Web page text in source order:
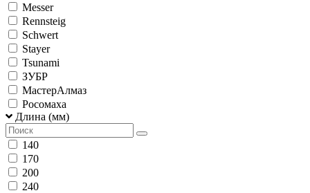
Messer
Rennsteig
Schwert
Stayer
Tsunami
ЗУБР
МастерАлмаз
Росомаха
Длина (мм)
140
170
200
240